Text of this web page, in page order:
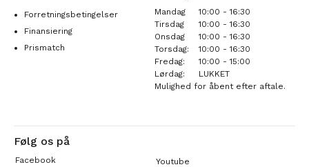
Forretningsbetingelser
Finansiering
Prismatch
Mandag
10:00 - 16:30
Tirsdag
10:00 - 16:30
Onsdag
10:00 - 16:30
Torsdag:
10:00 - 16:30
Fredag:
10:00 - 15:00
Lørdag:
LUKKET
Mulighed for åbent efter aftale.
Følg os på
Facebook Youtube